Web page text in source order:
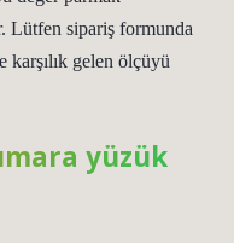
Lütfen sipariş formunda
karşılık gelen ölçüyü
yüzük